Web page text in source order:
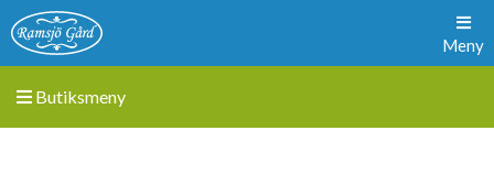
Meny
Butiksmeny